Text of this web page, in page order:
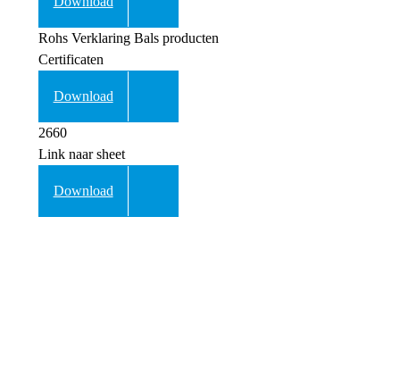
Rohs Verklaring Bals producten
Certificaten
Download
2660
Link naar sheet
Download